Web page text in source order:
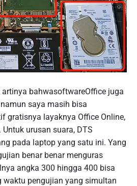
bahwasoftwareOffice juga
saya masih bisa
gratisnya layaknya Office Online,
urusan suara, DTS
pada laptop yang satu ini. Yang
benar benar menguras
angka 300 hingga 400 bisa
waktu pengujian yang simultan